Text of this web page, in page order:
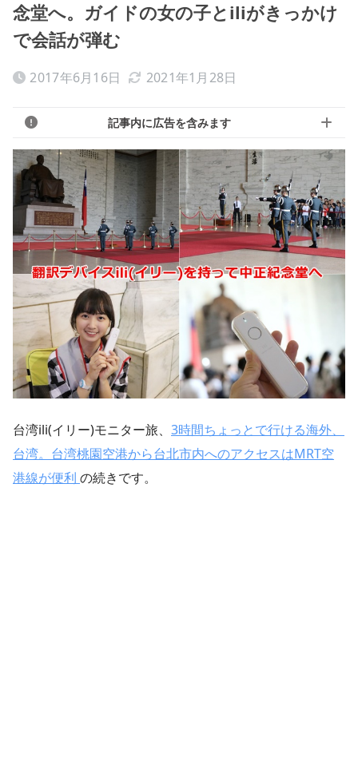
念堂へ。ガイドの女の子とiliがきっかけ
で会話が弾む
2017年6月16日 2021年1月28日
記事内に広告を含みます
台湾ili(イリー)モニター旅、 3時間ちょっとで行ける海外、
台湾。台湾桃園空港から台北市内へのアクセスはMRT空
港線が便利 の続きです。